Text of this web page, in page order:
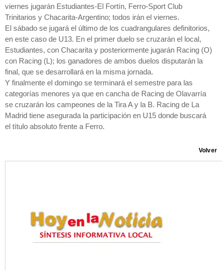
viernes jugarán Estudiantes-El Fortín, Ferro-Sport Club
Trinitarios y Chacarita-Argentino; todos irán el viernes.
El sábado se jugará el último de los cuadrangulares definitorios,
en este caso de U13. En el primer duelo se cruzarán el local,
Estudiantes, con Chacarita y posteriormente jugarán Racing (O)
con Racing (L); los ganadores de ambos duelos disputarán la
final, que se desarrollará en la misma jornada.
Y finalmente el domingo se terminará el semestre para las
categorías menores ya que en cancha de Racing de Olavarría
se cruzarán los campeones de la Tira A y la B. Racing de La
Madrid tiene asegurada la participación en U15 donde buscará
el título absoluto frente a Ferro.
Volver